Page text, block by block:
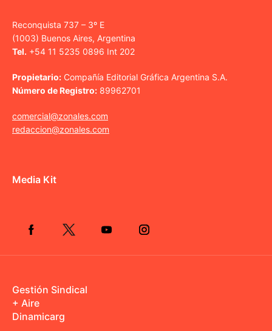
Reconquista 737 – 3º E
(1003) Buenos Aires, Argentina
Tel. +54 11 5235 0896 Int 202
Propietario: Compañía Editorial Gráfica Argentina S.A.
Número de Registro: 89962701
comercial@zonales.com
redaccion@zonales.com
Media Kit
Gestión Sindical
+ Aire
Dinamicarg